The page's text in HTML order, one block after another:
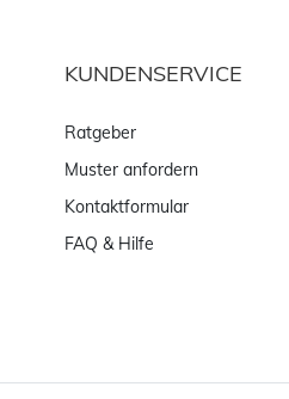
KUNDENSERVICE
Ratgeber
Muster anfordern
Kontaktformular
FAQ & Hilfe